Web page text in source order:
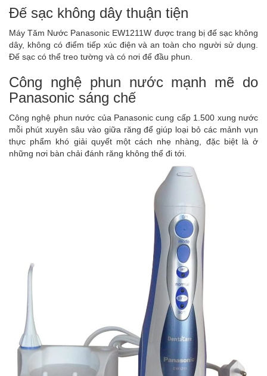
Đế sạc không dây thuận tiện
Máy Tăm Nước Panasonic EW1211W được trang bị đế sạc không
dây, không có điểm tiếp xúc điện và an toàn cho người sử dụng.
Đế sạc có thể treo tường và có nơi để đầu phun.
Công nghệ phun nước mạnh mẽ do
Panasonic sáng chế
Công nghệ phun nước của Panasonic cung cấp 1.500 xung nước
mỗi phút xuyên sâu vào giữa răng để giúp loại bỏ các mảnh vụn
thực phẩm khó giải quyết một cách nhẹ nhàng, đặc biệt là ở
những nơi bàn chải đánh răng không thể đi tới.